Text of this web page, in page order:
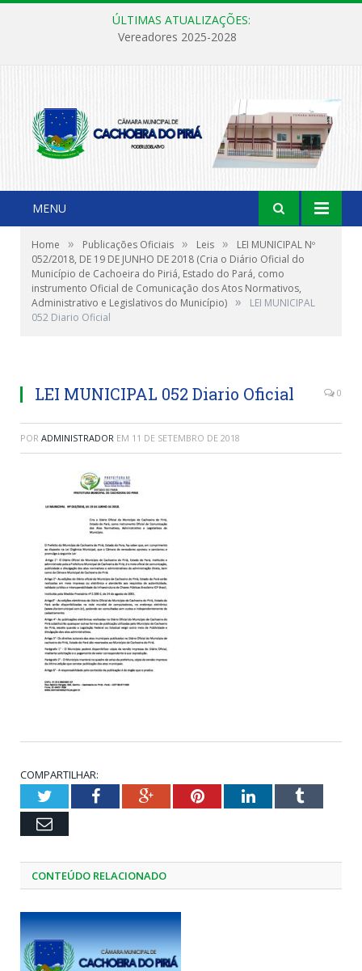
ÚLTIMAS ATUALIZAÇÕES:
Vereadores 2025-2028
MENU
Home » Publicações Oficiais » Leis »
LEI MUNICIPAL Nº
052/2018, DE 19 DE JUNHO DE 2018 (Cria o Diário Oficial do
Município de Cachoeira do Piriá, Estado do Pará, como
instrumento Oficial de Comunicação dos Atos Normativos,
Administrativo e Legislativos do Município) »
LEI MUNICIPAL
052 Diario Oficial
LEI MUNICIPAL 052 Diario Oficial 0
POR ADMINISTRADOR EM 11 DE SETEMBRO DE 2018
COMPARTILHAR:
TwitterFacebookGoogle+PinterestLinkedInTumblr
Email
CONTEÚDO RELACIONADO